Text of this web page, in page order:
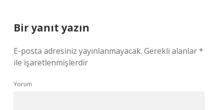
Bir yanıt yazın
E-posta adresiniz yayınlanmayacak. Gerekli alanlar*
ile işaretlenmişlerdir
Yorum